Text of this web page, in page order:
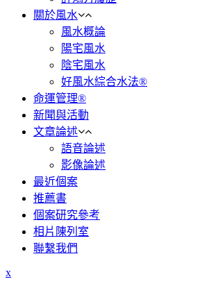
關於風水
風水概論
陽宅風水
陰宅風水
好風水綜合水法®
命運管理®
新聞與活動
文章論述
語音論述
影像論述
最近個案
推薦書
個案研究參考
相片陳列室
聯繫我們
x